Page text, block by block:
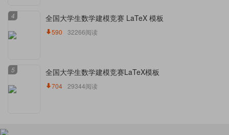
4 全国大学生数学建模竞赛 LaTeX 模板
590 32266阅读
5 全国大学生数学建模竞赛LaTeX模板
704 29344阅读